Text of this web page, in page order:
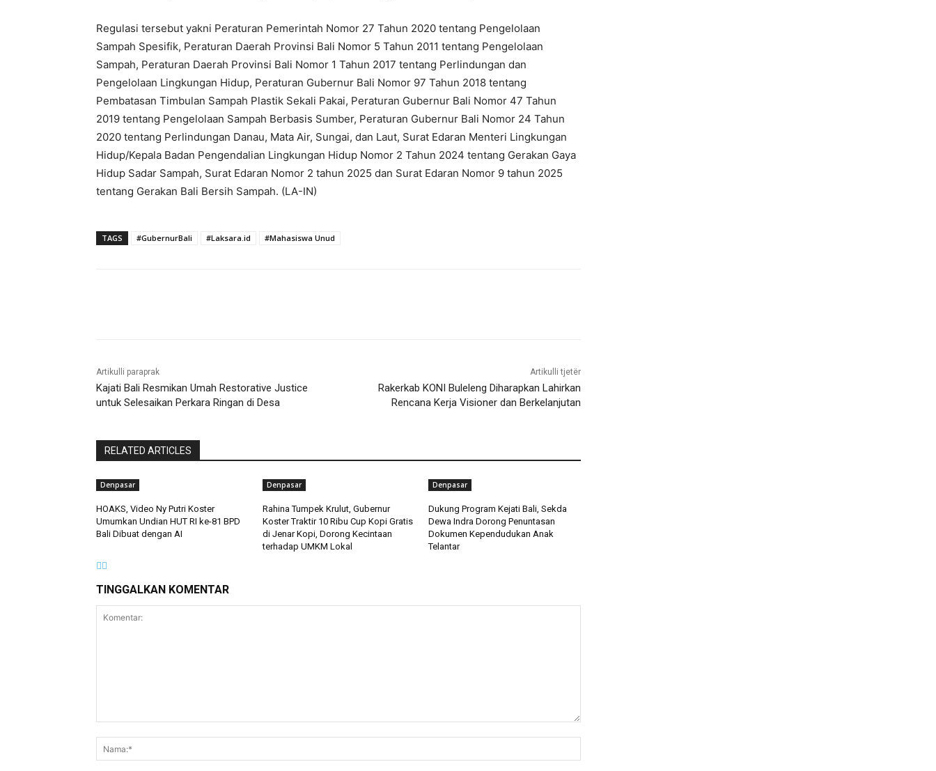
Regulasi tersebut yakni Peraturan Pemerintah Nomor 27 Tahun 2020 tentang Pengelolaan
Sampah Spesifik, Peraturan Daerah Provinsi Bali Nomor 5 Tahun 2011 tentang Pengelolaan
Sampah, Peraturan Daerah Provinsi Bali Nomor 1 Tahun 2017 tentang Perlindungan dan
Pengelolaan Lingkungan Hidup, Peraturan Gubernur Bali Nomor 97 Tahun 2018 tentang
Pembatasan Timbulan Sampah Plastik Sekali Pakai, Peraturan Gubernur Bali Nomor 47 Tahun
2019 tentang Pengelolaan Sampah Berbasis Sumber, Peraturan Gubernur Bali Nomor 24 Tahun
2020 tentang Perlindungan Danau, Mata Air, Sungai, dan Laut, Surat Edaran Menteri Lingkungan
Hidup/Kepala Badan Pengendalian Lingkungan Hidup Nomor 2 Tahun 2024 tentang Gerakan Gaya
Hidup Sadar Sampah, Surat Edaran Nomor 2 tahun 2025 dan Surat Edaran Nomor 9 tahun 2025
tentang Gerakan Bali Bersih Sampah. (LA-IN)
TAGS #GubernurBali #Laksara.id #Mahasiswa Unud
Artikulli paraprak
Kajati Bali Resmikan Umah Restorative Justice
untuk Selesaikan Perkara Ringan di Desa
Artikulli tjetër
Rakerkab KONI Buleleng Diharapkan Lahirkan
Rencana Kerja Visioner dan Berkelanjutan
RELATED ARTICLES
Denpasar
HOAKS, Video Ny Putri Koster
Umumkan Undian HUT RI ke-81 BPD
Bali Dibuat dengan AI
Denpasar
Rahina Tumpek Krulut, Gubernur
Koster Traktir 10 Ribu Cup Kopi Gratis
di Jenar Kopi, Dorong Kecintaan
terhadap UMKM Lokal
Denpasar
Dukung Program Kejati Bali, Sekda
Dewa Indra Dorong Penuntasan
Dokumen Kependudukan Anak
Telantar
TINGGALKAN KOMENTAR